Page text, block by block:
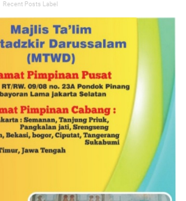
Recent Posts Label